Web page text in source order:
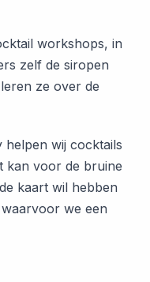
workshops, in
zelf de siropen
ze over de
helpen wij cocktails
kan voor de bruine
kaart wil hebben
we een